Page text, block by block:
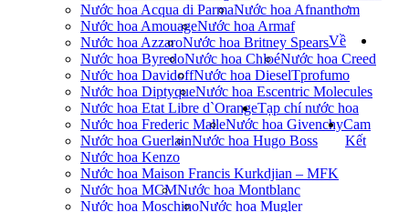
Nước hoa Acqua di ParmaNước hoa Afnan
Nước hoa AmouageNước hoa Armaf
Nước hoa AzzaroNước hoa Britney Spears
Nước hoa ByredoNước hoa ChloéNước hoa Creed
Nước hoa DavidoffNước hoa Diesel
Nước hoa DiptyqueNước hoa Escentric Molecules
Nước hoa Etat Libre d`Orange
Nước hoa Frederic MalleNước hoa Givenchy
Nước hoa GuerlainNước hoa Hugo Boss
Nước hoa Kenzo
Nước hoa Maison Francis Kurkdjian – MFK
Nước hoa MCMNước hoa Montblanc
Nước hoa MoschinoNước hoa Mugler
thơm
Về
Tprofumo
Tạp chí nước hoa
Cam
Kết